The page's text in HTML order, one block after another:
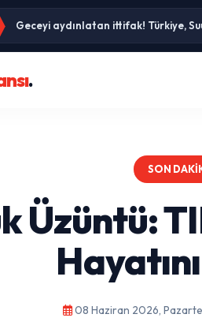
Geceyi aydınlatan ittifak! Türkiye,
500 kişi yaşıyor, 50 bin kişi geliyor!
.
SON
Üzüntü:
08 Haziran 2026,